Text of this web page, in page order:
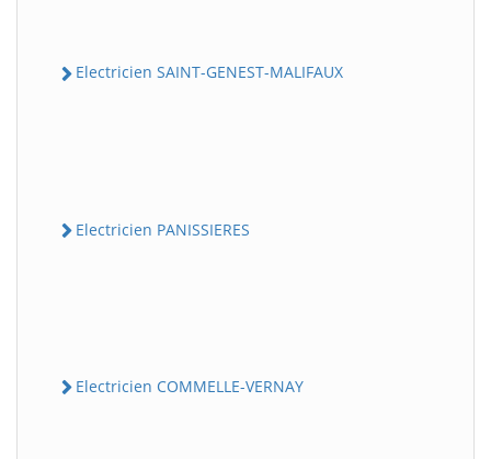
Electricien SAINT-GENEST-MALIFAUX
Electricien PANISSIERES
Electricien COMMELLE-VERNAY